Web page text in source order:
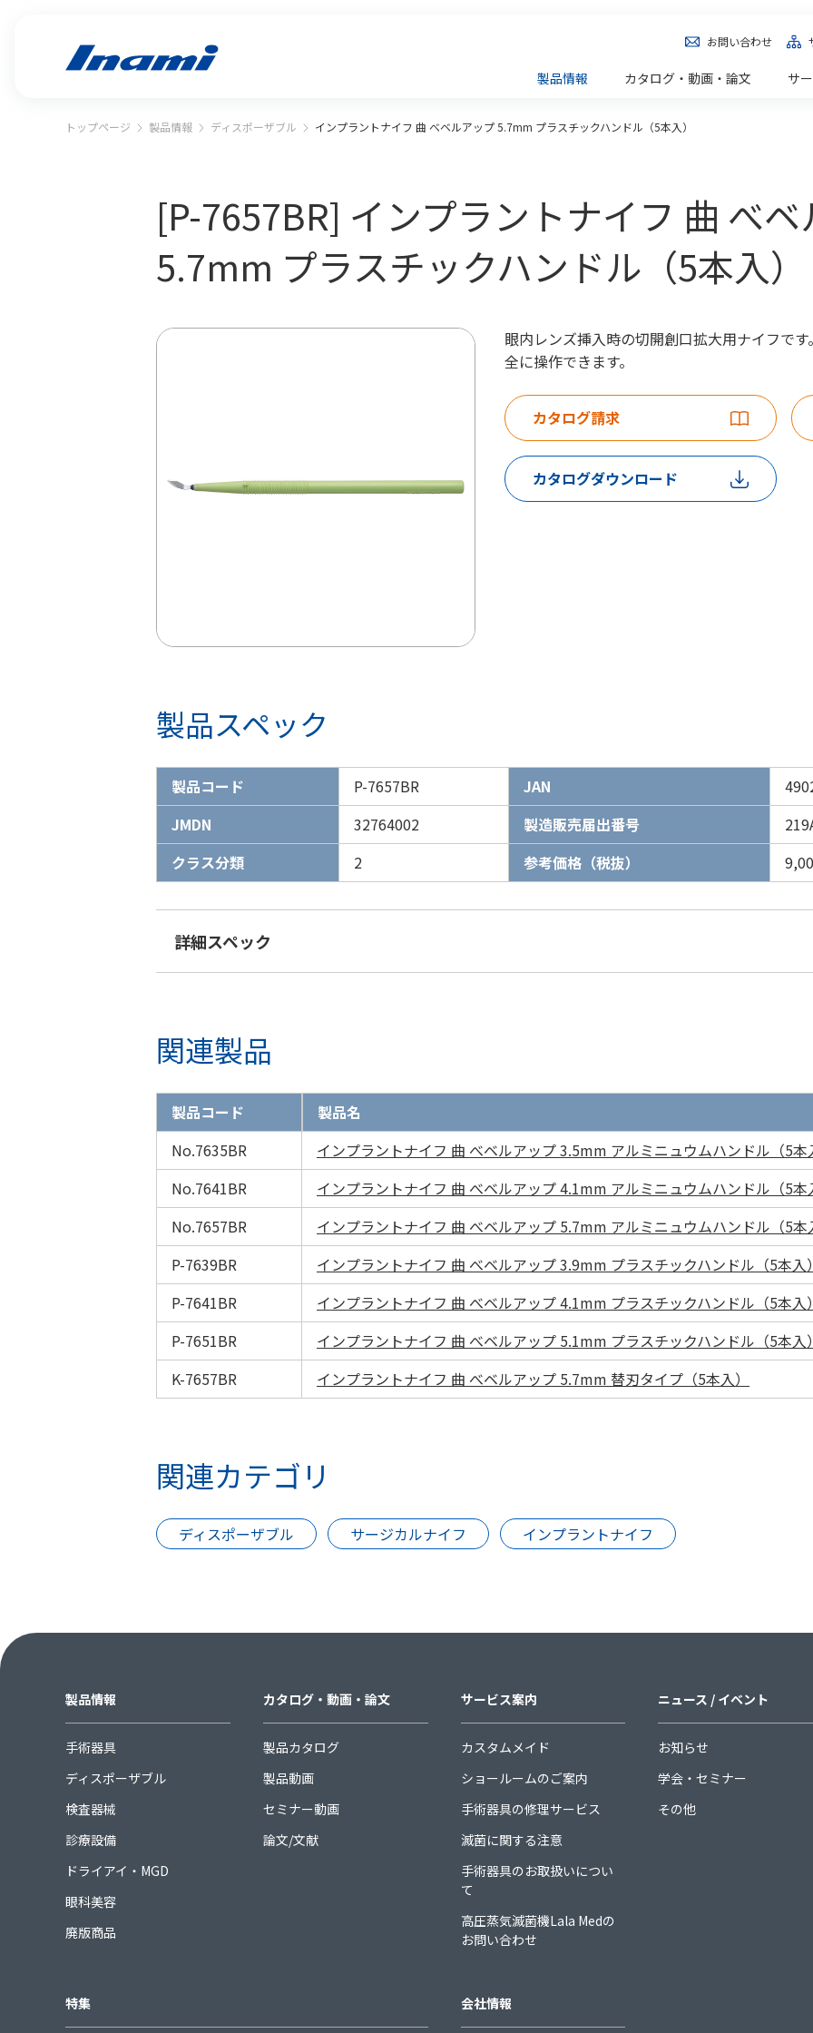
お問い合わせ
製品情報
カタログ・動画・論文 サ
トップページ 製品情報 ディスポーザブル インプラントナイフ 曲 べベルアップ 5.7mm プラスチックハンドル（5本入）
[P-7657BR] インプラントナイフ 曲 べ
5.7mm プラスチックハンドル（5本入）
眼内レンズ挿入時の切開創口拡大用ナイフで
全に操作できます。
カタログ請求
カタログダウンロード
製品スペック
製品コード P-7657BR JAN
JMDN
32764002 製造販売届出番号
クラス分類
2 参考価格（税抜）
詳細スペック
関連製品
製品コード
製品名
No.7635BR
インプラントナイフ 曲 べベルアップ 3.5mm アルミニュウムハンドル（5本
No.7641BR
インプラントナイフ 曲 べベルアップ 4.1mm アルミニュウムハンドル（5本
No.7657BR
インプラントナイフ 曲 べベルアップ 5.7mm アルミニュウムハンドル（5本
P-7639BR
インプラントナイフ 曲 べベルアップ 3.9mm プラスチックハンドル（5本入）
P-7641BR
インプラントナイフ 曲 べベルアップ 4.1mm プラスチックハンドル（5本入）
P-7651BR
インプラントナイフ 曲 べベルアップ 5.1mm プラスチックハンドル（5本入）
K-7657BR
インプラントナイフ 曲 べベルアップ 5.7mm 替刃タイプ（5本入）
関連カテゴリ
ディスポーザブル サージカルナイフ インプラントナイフ
製品情報
手術器具
ディスポーザブル
検査器械
診療設備
ドライアイ・MGD
眼科美容
廃版商品
カタログ・動画・論文
製品カタログ
製品動画
セミナー動画
論文/文献
サービス案内
カスタムメイド
ショールームのご案内
手術器具の修理サービス
滅菌に関する注意
手術器具のお取扱いについ
て
高圧蒸気滅菌機Lala Medの
お問い合わせ
ニュース / イベント
お知らせ
学会・セミナー
その他
特集 会社情報